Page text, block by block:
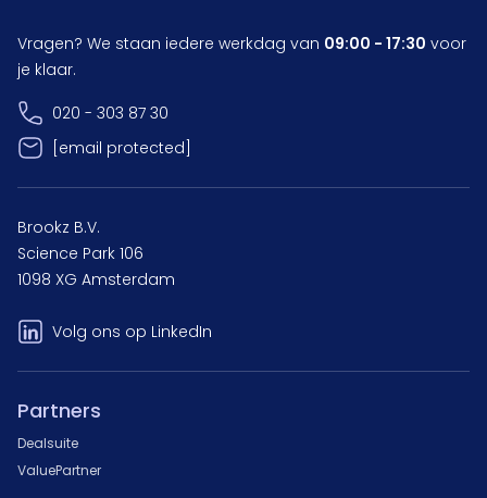
Vragen? We staan iedere werkdag van 09:00 - 17:30 voor
je klaar.
020 - 303 87 30
[email protected]
Brookz B.V.
Science Park 106
1098 XG Amsterdam
Volg ons op LinkedIn
Partners
Dealsuite
ValuePartner